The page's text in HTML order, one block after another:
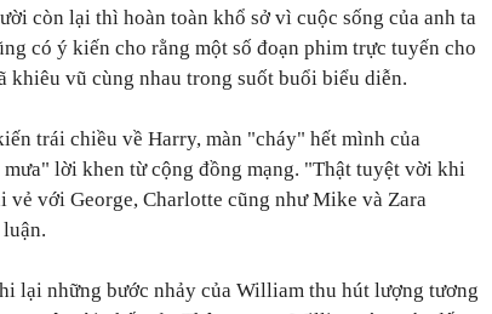
còn lại thì hoàn toàn khổ sở vì cuộc sống của anh ta
có ý kiến cho rằng một số đoạn phim trực tuyến cho
khiêu vũ cùng nhau trong suốt buổi biểu diễn.
trái chiều về Harry, màn "cháy" hết mình của
lời khen từ cộng đồng mạng. "Thật tuyệt vời khi
với George, Charlotte cũng như Mike và Zara
lại những bước nhảy của William thu hút lượng tương